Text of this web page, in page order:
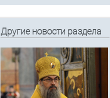
Другие новости раздела